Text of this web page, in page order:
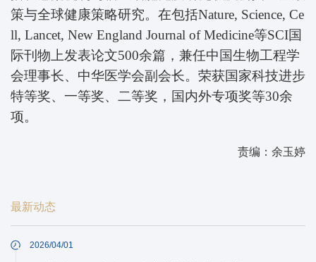
策与全球健康策略研究。在包括Nature, Science, Ce
ll, Lancet, New England Journal of Medicine等SCI国
际刊物上发表论文500余篇，兼任中国生物工程学
会理事长、中华医学会副会长。荣获国家科技进步
特等奖、一等奖、二等奖，国内外专项奖等30余
项。
责编：余玉婷
最新动态
2026/04/01